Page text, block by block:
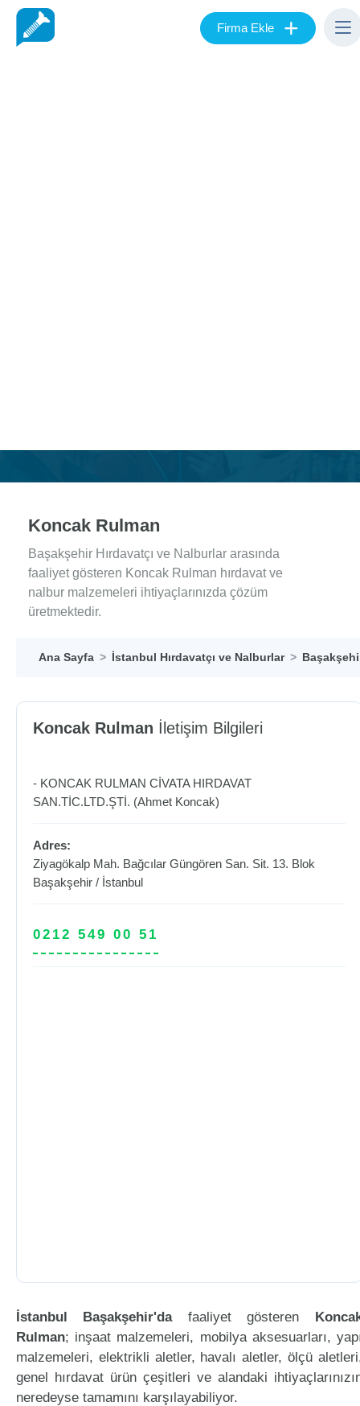
Firma Ekle +
Koncak Rulman
Başakşehir Hırdavatçı ve Nalburlar arasında
faaliyet gösteren Koncak Rulman hırdavat ve
nalbur malzemeleri ihtiyaçlarınızda çözüm
üretmektedir.
Ana Sayfa İstanbul Hırdavatçı ve Nalburlar
Koncak Rulman İletişim Bilgileri
- KONCAK RULMAN CİVATA HIRDAVAT
SAN.TİC.LTD.ŞTİ. (Ahmet Koncak)
Adres:
Ziyagökalp Mah. Bağcılar Güngören San. Sit. 13. Blok
Başakşehir / İstanbul
0212 549 00 51
İstanbul Başakşehir'dafaaliyet gösteren
Rulman; inşaat malzemeleri, mobilya aksesuarları,
malzemeleri, elektrikli aletler, havalı aletler, ölçü
genel hırdavat ürün çeşitleri ve alandaki
neredeyse tamamını karşılayabiliyor.